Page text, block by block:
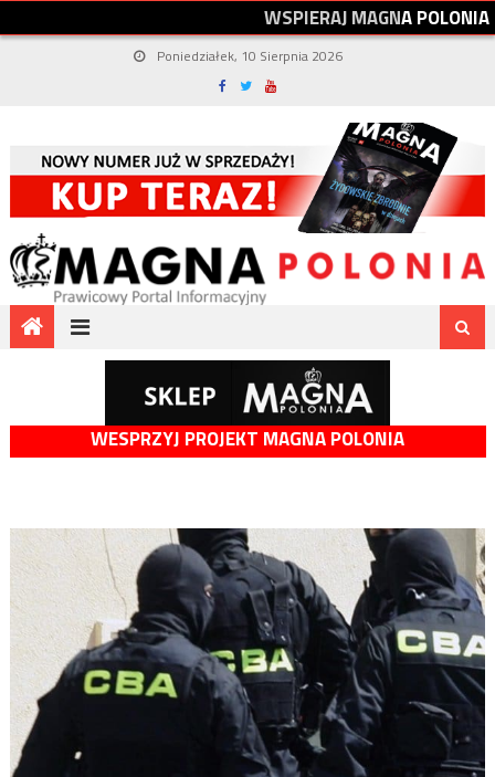
WSPIERAJMAGNAPOLONIA
Poniedziałek, 10 Sierpnia 2026
WESPRZYJ PROJEKT MAGNA POLONIA